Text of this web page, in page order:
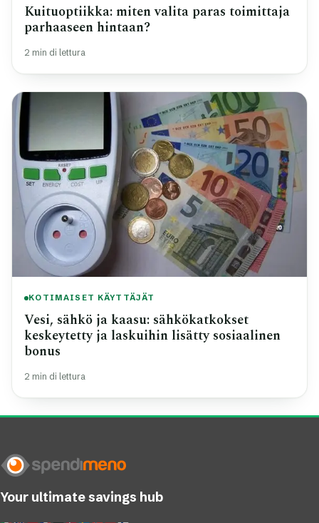
Kuituoptiikka: miten valita paras toimittaja
parhaaseen hintaan?
2 min di lettura
KOTIMAISET KÄYTTÄJÄT
Vesi, sähkö ja kaasu: sähkökatkokset
keskeytetty ja laskuihin lisätty sosiaalinen
bonus
2 min di lettura
Your ultimate savings hub